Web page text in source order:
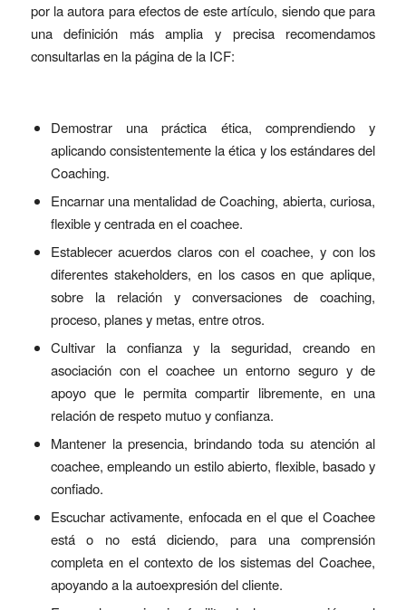
por la autora para efectos de este artículo, siendo que para
una definición más amplia y precisa recomendamos
consultarlas en la página de la ICF:
Demostrar una práctica ética, comprendiendo y
aplicando consistentemente la ética y los estándares del
Coaching.
Encarnar una mentalidad de Coaching, abierta, curiosa,
flexible y centrada en el coachee.
Establecer acuerdos claros con el coachee, y con los
diferentes stakeholders, en los casos en que aplique,
sobre la relación y conversaciones de coaching,
proceso, planes y metas, entre otros.
Cultivar la confianza y la seguridad, creando en
asociación con el coachee un entorno seguro y de
apoyo que le permita compartir libremente, en una
relación de respeto mutuo y confianza.
Mantener la presencia, brindando toda su atención al
coachee, empleando un estilo abierto, flexible, basado y
confiado.
Escuchar activamente, enfocada en el que el Coachee
está o no está diciendo, para una comprensión
completa en el contexto de los sistemas del Coachee,
apoyando a la autoexpresión del cliente.